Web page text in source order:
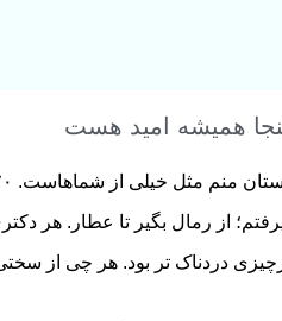
همیشه امید هست
از رمال بگیر تا عطار. هر
دردناک تر بود. هر چی از